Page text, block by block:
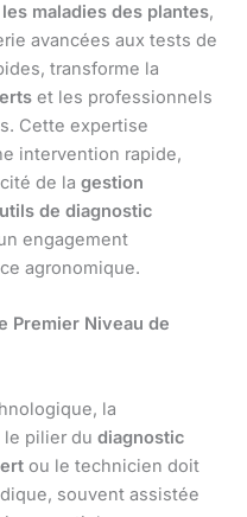
maladies des plantes,
avancées aux tests de
transforme la
et les professionnels
Cette expertise
intervention rapide,
de la gestion
de diagnostic
engagement
agronomique.
Premier Niveau de
la
pilier du diagnostic
ou le technicien doit
souvent assistée